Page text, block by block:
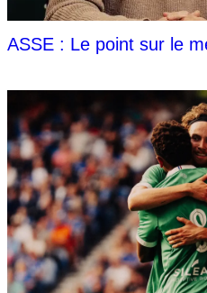
ASSE : Le point sur le